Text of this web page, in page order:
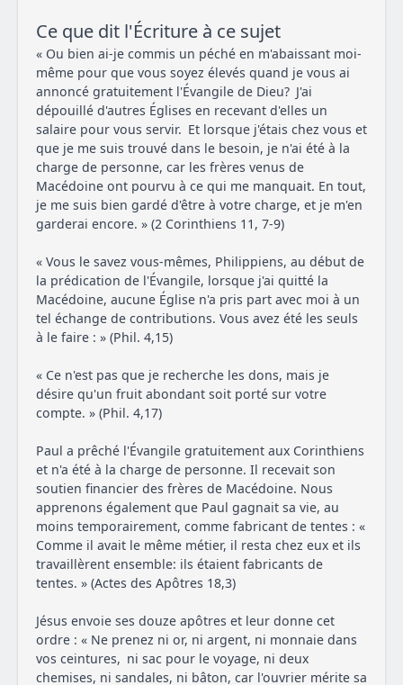
Ce que dit l'Écriture à ce sujet
« Ou bien ai-je commis un péché en m'abaissant moi-
même pour que vous soyez élevés quand je vous ai
annoncé gratuitement l'Évangile de Dieu? J'ai
dépouillé d'autres Églises en recevant d'elles un
salaire pour vous servir. Et lorsque j'étais chez vous et
que je me suis trouvé dans le besoin, je n'ai été à la
charge de personne, car les frères venus de
Macédoine ont pourvu à ce qui me manquait. En tout,
je me suis bien gardé d'être à votre charge, et je m'en
garderai encore. » (2 Corinthiens 11, 7-9)
« Vous le savez vous-mêmes, Philippiens, au début de
la prédication de l'Évangile, lorsque j'ai quitté la
Macédoine, aucune Église n'a pris part avec moi à un
tel échange de contributions. Vous avez été les seuls
à le faire : » (Phil. 4,15)
« Ce n'est pas que je recherche les dons, mais je
désire qu'un fruit abondant soit porté sur votre
compte. » (Phil. 4,17)
Paul a prêché l'Évangile gratuitement aux Corinthiens
et n'a été à la charge de personne. Il recevait son
soutien financier des frères de Macédoine. Nous
apprenons également que Paul gagnait sa vie, au
moins temporairement, comme fabricant de tentes : «
Comme il avait le même métier, il resta chez eux et ils
travaillèrent ensemble: ils étaient fabricants de
tentes. » (Actes des Apôtres 18,3)
Jésus envoie ses douze apôtres et leur donne cet
ordre : « Ne prenez ni or, ni argent, ni monnaie dans
vos ceintures, ni sac pour le voyage, ni deux
chemises, ni sandales, ni bâton, car l'ouvrier mérite sa